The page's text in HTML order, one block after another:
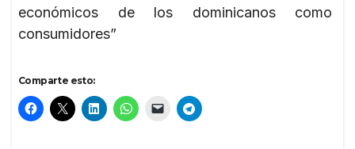
económicos de los dominicanos como
consumidores”
Comparte esto: